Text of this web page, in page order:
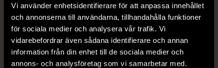
Vi använder enhetsidentifierare för att anpassa innehållet
och annonserna till användarna, tillhandahålla funktioner
för sociala medier och analysera vår trafik. Vi
vidarebefordrar även sådana identifierare och annan
information från din enhet till de sociala medier och
annons- och analysföretag som vi samarbetar med.